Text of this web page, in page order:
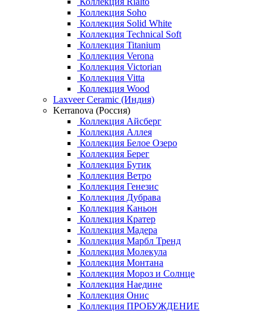
Коллекция Soho
Коллекция Solid White
Коллекция Technical Soft
Коллекция Titanium
Коллекция Verona
Коллекция Victorian
Коллекция Vitta
Коллекция Wood
Laxveer Ceramic (Индия)
Kerranova (Россия)
Коллекция Айсберг
Коллекция Аллея
Коллекция Белое Озеро
Коллекция Берег
Коллекция Бутик
Коллекция Ветро
Коллекция Генезис
Коллекция Дубрава
Коллекция Каньон
Коллекция Кратер
Коллекция Мадера
Коллекция Марбл Тренд
Коллекция Молекула
Коллекция Монтана
Коллекция Мороз и Солнце
Коллекция Наедине
Коллекция Онис
Коллекция ПРОБУЖДЕНИЕ